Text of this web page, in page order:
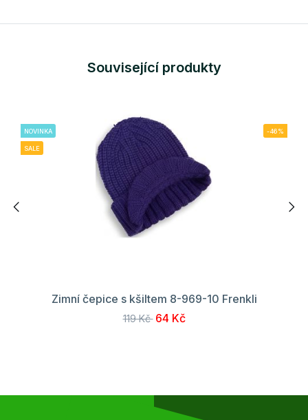
Související produkty
NOVINKA
SALE
-46%
Zimní čepice s kšiltem 8-969-10 Frenkli
119 Kč 64 Kč